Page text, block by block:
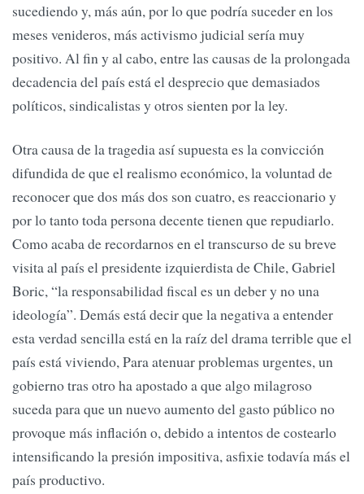
sucediendo y, más aún, por lo que podría suceder en los
meses venideros, más activismo judicial sería muy
positivo. Al fin y al cabo, entre las causas de la prolongada
decadencia del país está el desprecio que demasiados
políticos, sindicalistas y otros sienten por la ley.
Otra causa de la tragedia así supuesta es la convicción
difundida de que el realismo económico, la voluntad de
reconocer que dos más dos son cuatro, es reaccionario y
por lo tanto toda persona decente tienen que repudiarlo.
Como acaba de recordarnos en el transcurso de su breve
visita al país el presidente izquierdista de Chile, Gabriel
Boric, “la responsabilidad fiscal es un deber y no una
ideología”. Demás está decir que la negativa a entender
esta verdad sencilla está en la raíz del drama terrible que el
país está viviendo, Para atenuar problemas urgentes, un
gobierno tras otro ha apostado a que algo milagroso
suceda para que un nuevo aumento del gasto público no
provoque más inflación o, debido a intentos de costearlo
intensificando la presión impositiva, asfixie todavía más el
país productivo.